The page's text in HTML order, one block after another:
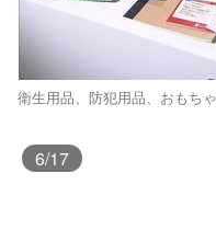
衛生用品、防犯用品、おもち
6/17